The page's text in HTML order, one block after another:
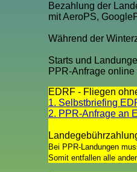
Bezahlung der
mit AeroPS,
Während der
Starts und
PPR-Anfrage
EDRF - Fliegen
1. Selbstbriefing
2. PPR-Anfrage an
Bei PPR-Landungen
Somit entfallen alle